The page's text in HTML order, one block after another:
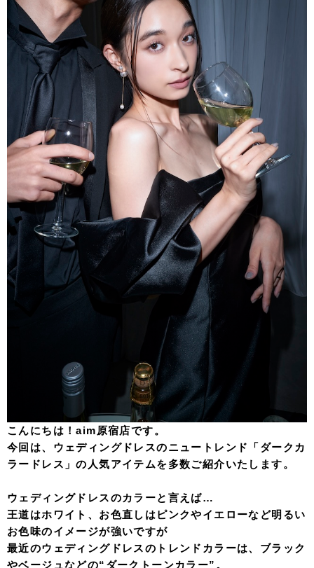
こんにちは！aim原宿店です。
今回は、ウェディングドレスのニュートレンド「ダークカ
ラードレス」の人気アイテムを多数ご紹介いたします。
ウェディングドレスのカラーと言えば…
王道はホワイト、お色直しはピンクやイエローなど明るい
お色味のイメージが強いですが
最近のウェディングドレスのトレンドカラーは、 ブラック
やベージュなどの“ダークトーンカラー” 。